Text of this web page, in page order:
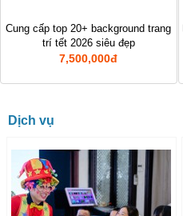
Cung cấp top 20+ background trang
trí tết 2026 siêu đẹp
7,500,000đ
Dịch vụ